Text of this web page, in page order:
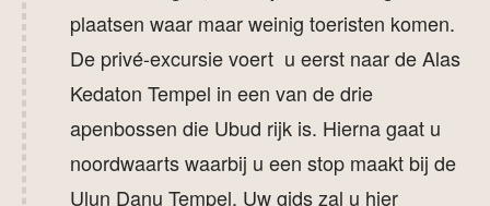
plaatsen waar maar weinig toeristen komen.
De privé-excursie voert u eerst naar de Alas
Kedaton Tempel in een van de drie
apenbossen die Ubud rijk is. Hierna gaat u
noordwaarts waarbij u een stop maakt bij de
Ulun Danu Tempel. Uw gids zal u hier